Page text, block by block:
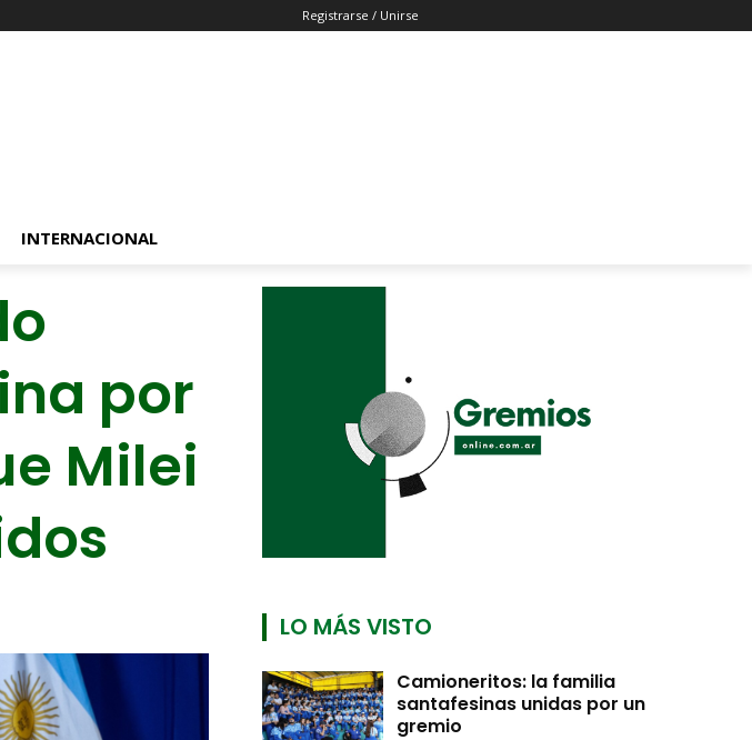
Registrarse / Unirse
INTERNACIONAL
por
Milei
LO MÁS VISTO
Camioneritos: la familia
santafesinas unidas por un
gremio